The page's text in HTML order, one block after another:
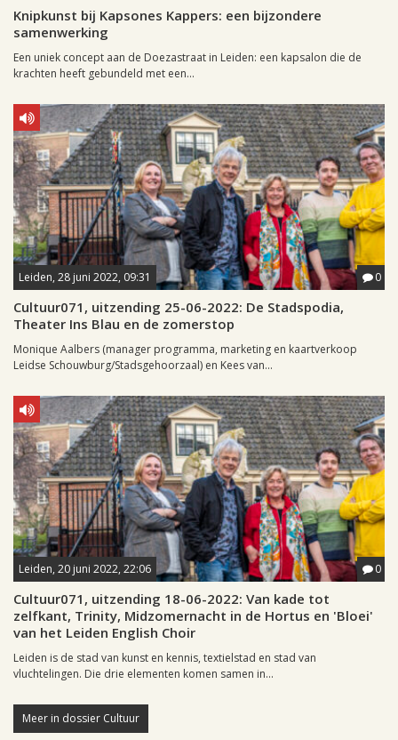
Knipkunst bij Kapsones Kappers: een bijzondere
samenwerking
Een uniek concept aan de Doezastraat in Leiden: een kapsalon die de
krachten heeft gebundeld met een...
Leiden, 28 juni 2022, 09:31 0
Cultuur071, uitzending 25-06-2022: De Stadspodia,
Theater Ins Blau en de zomerstop
Monique Aalbers (manager programma, marketing en kaartverkoop
Leidse Schouwburg/Stadsgehoorzaal) en Kees van...
Leiden, 20 juni 2022, 22:06 0
Cultuur071, uitzending 18-06-2022: Van kade tot
zelfkant, Trinity, Midzomernacht in de Hortus en 'Bloei'
van het Leiden English Choir
Leiden is de stad van kunst en kennis, textielstad en stad van
vluchtelingen. Die drie elementen komen samen in...
Meer in dossier Cultuur